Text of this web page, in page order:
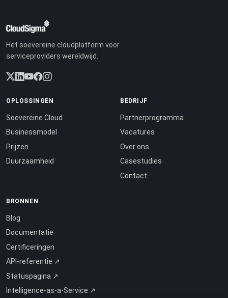
Het soevereine cloudplatform voor
serviceproviders wereldwijd.
OPLOSSINGEN
Soevereine Cloud
Businessmodel
Prijzen
Duurzaamheid
BEDRIJF
Partnerprogramma
Vacatures
Over ons
Casestudies
Contact
BRONNEN
Blog
Documentatie
Certificeringen
API-referentie ↗
Statuspagina ↗
Intelligence-as-a-Service ↗